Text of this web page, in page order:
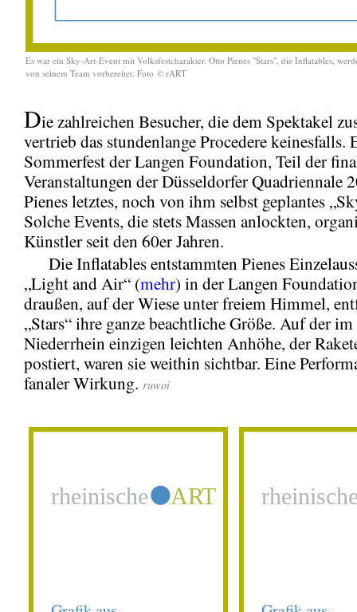
Es war ein Sky-Art-Event mit Volksfestcharakter. Otto Pienes "Stars", die Inflatables,
von seinem Team vorbereitet. Foto © rART
Die zahlreichen Besucher, die dem Spektakel
vertrieb das stundenlange Procedere keinesfalls.
Sommerfest der Langen Foundation, Teil der
Veranstaltungen der Düsseldorfer Quadriennale
Pienes letztes, noch von ihm selbst geplantes
Solche Events, die stets Massen anlockten,
Künstler seit den 60er Jahren.
Die Inflatables entstammten Pienes
„Light and Air“ (mehr) in der Langen
draußen, auf der Wiese unter freiem Himmel,
„Stars“ ihre ganze beachtliche Größe. Auf der
Niederrhein einzigen leichten Anhöhe, der
postiert, waren sie weithin sichtbar. Eine
fanaler Wirkung. ruwoi